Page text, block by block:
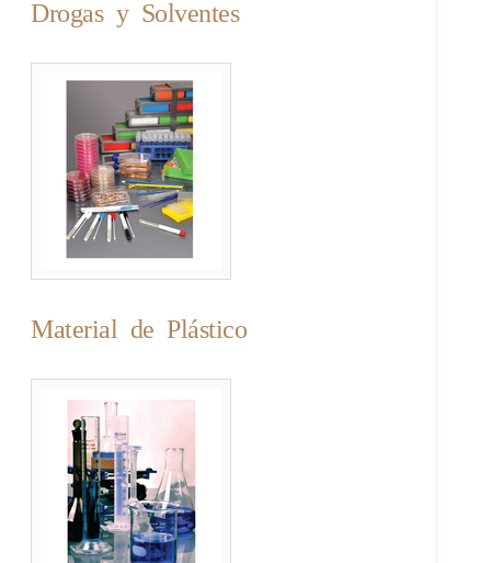
Drogas y Solventes
Material de Plástico